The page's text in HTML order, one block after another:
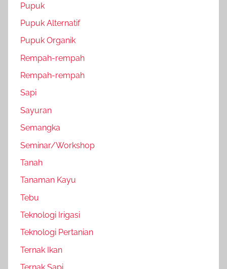
Pupuk
Pupuk Alternatif
Pupuk Organik
Rempah-rempah
Rempah-rempah
Sapi
Sayuran
Semangka
Seminar/Workshop
Tanah
Tanaman Kayu
Tebu
Teknologi Irigasi
Teknologi Pertanian
Ternak Ikan